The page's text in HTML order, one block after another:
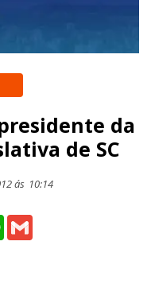
da
de SC
ás 10:14
WhatsApp